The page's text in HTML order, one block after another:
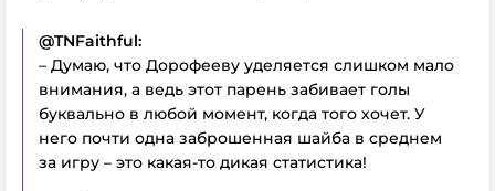
@TNFaithful:
– Думаю, что Дорофееву уделяется слишком мало
внимания, а ведь этот парень забивает голы
буквально в любой момент, когда того хочет. У
него почти одна заброшенная шайба в среднем
за игру – это какая-то дикая статистика!